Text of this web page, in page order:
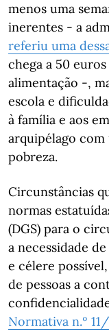
menos uma
inerentes - a
referiu uma
chega a 50
alimentação -,
escola e
à família e aos
arquipélago com
pobreza.
Circunstâncias
normas
(DGS) para o
a necessidade
e célere
de pessoas a
Normativa n.º